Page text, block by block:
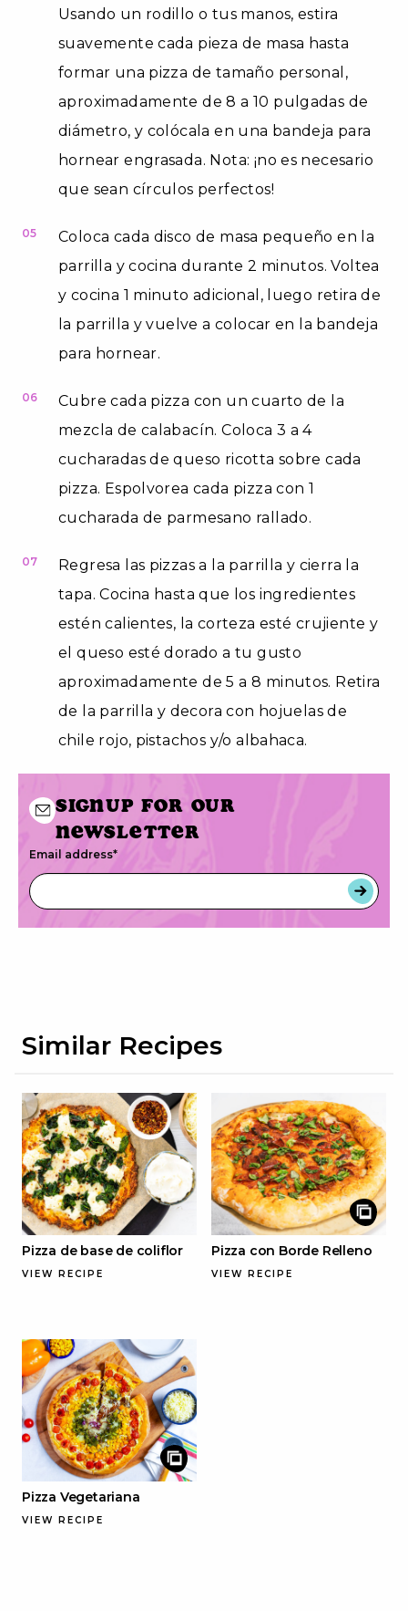
Usando un rodillo o tus manos, estira
suavemente cada pieza de masa hasta
formar una pizza de tamaño personal,
aproximadamente de 8 a 10 pulgadas de
diámetro, y colócala en una bandeja para
hornear engrasada. Nota: ¡no es necesario
que sean círculos perfectos!
05
Coloca cada disco de masa pequeño en la
parrilla y cocina durante 2 minutos. Voltea
y cocina 1 minuto adicional, luego retira de
la parrilla y vuelve a colocar en la bandeja
para hornear.
06
Cubre cada pizza con un cuarto de la
mezcla de calabacín. Coloca 3 a 4
cucharadas de queso ricotta sobre cada
pizza. Espolvorea cada pizza con 1
cucharada de parmesano rallado.
07
Regresa las pizzas a la parrilla y cierra la
tapa. Cocina hasta que los ingredientes
estén calientes, la corteza esté crujiente y
el queso esté dorado a tu gusto
aproximadamente de 5 a 8 minutos. Retira
de la parrilla y decora con hojuelas de
chile rojo, pistachos y/o albahaca.
Signup for our
newsletter
Email address*
Similar Recipes
Pizza de base de coliflor
VIEW RECIPE
Pizza con Borde Relleno
VIEW RECIPE
Pizza Vegetariana
VIEW RECIPE